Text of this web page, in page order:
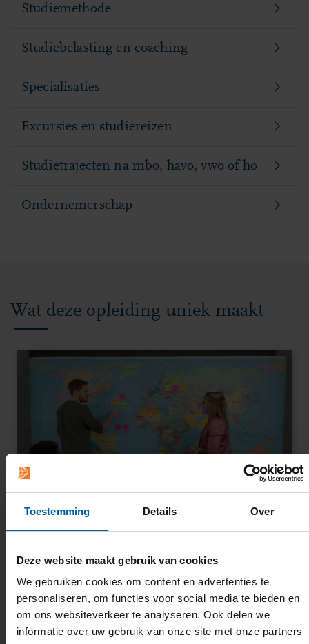
Toestemming Details Over
Deze website maakt gebruik van cookies
We gebruiken cookies om content en advertenties te
personaliseren, om functies voor social media te bieden en
om ons websiteverkeer te analyseren. Ook delen we
informatie over uw gebruik van onze site met onze partners
Studiemethode
Studiebelasting en coaching
Specialisaties
Excursies en studiereizen
Studietrajecten na mbo, havo, vwo of ho
Ondernemerschap
Wat deze opleiding uniek maakt
Internationaal
Onze opleiding is de enige Engelstalige
opleiding op het gebied van facility
management in Nederland met een
sterke focus op internationalisering.